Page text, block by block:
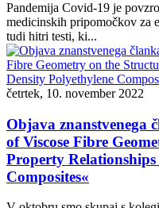
Pandemija Covid-19 je
medicinskih pripomočkov za
tudi hitri testi, ki...
četrtek, 10. november 2022
Objava znanstvenega
of Viscose Fibre
Property
Composites«